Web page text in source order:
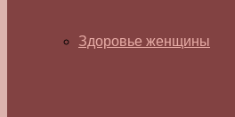
Здоровье женщины